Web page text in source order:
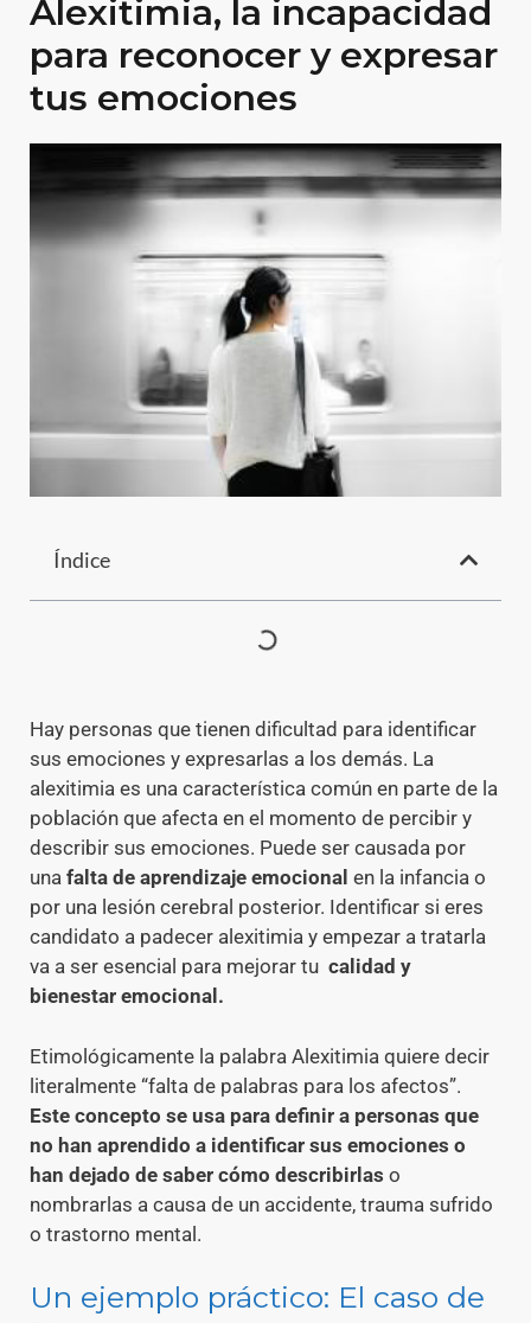
Alexitimia, la incapacidad
para reconocer y expresar
tus emociones
Índice
Hay personas que tienen dificultad para identificar
sus emociones y expresarlas a los demás. La
alexitimia es una característica común en parte de la
población que afecta en el momento de percibir y
describir sus emociones. Puede ser causada por
una falta de aprendizaje emocional en la infancia o
por una lesión cerebral posterior. Identificar si eres
candidato a padecer alexitimia y empezar a tratarla
va a ser esencial para mejorar tu calidad y
bienestar emocional.
Etimológicamente la palabra Alexitimia quiere decir
literalmente “falta de palabras para los afectos”.
Este concepto se usa para definir a personas que
no han aprendido a identificar sus emociones o
han dejado de saber cómo describirlas o
nombrarlas a causa de un accidente, trauma sufrido
o trastorno mental.
Un ejemplo práctico: El caso de